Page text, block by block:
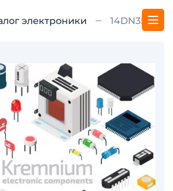
электроники 14DN350